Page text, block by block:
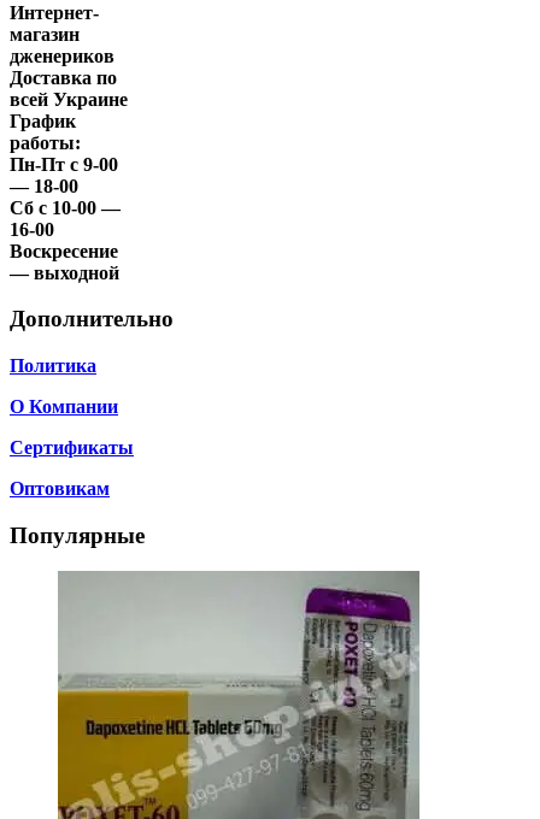
Интернет-
магазин
дженериков
Доставка по
всей Украине
График
работы:
Пн-Пт с 9-00
— 18-00
Сб с 10-00 —
16-00
Воскресение
— выходной
Дополнительно
Политика
О Компании
Сертификаты
Оптовикам
Популярные